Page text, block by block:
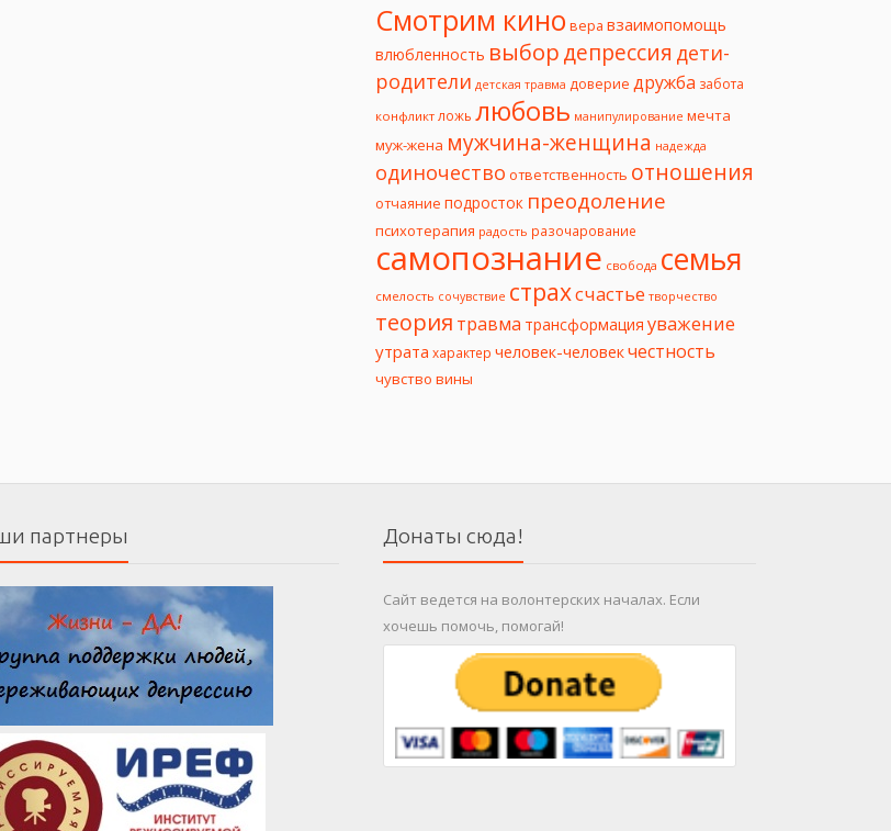
Смотрим кино вера взаимопомощь
влюбленность выбордепрессия дети-
родители детская травма доверие дружба забота
конфликт ложь любовь манипулирование мечта
муж-жена мужчина-женщина надежда
одиночество ответственность отношения
отчаяние подросток преодоление
психотерапия радость разочарование
самопознание свобода семья
смелость сочувствие страхсчастье творчество
теория травма трансформация уважение
утрата характер человек-человекчестность
чувство вины
партнеры Донаты сюда!
Сайт ведется на волонтерских началах. Если
хочешь помочь, помогай!